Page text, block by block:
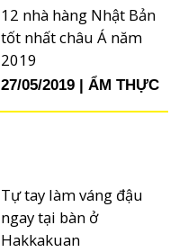
12 nhà hàng Nhật Bản
tốt nhất châu Á năm
2019
27/05/2019 ẨM THỰC
Tự tay làm váng đậu
ngay tại bàn ở
Hakkakuan